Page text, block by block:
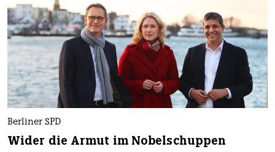
Berliner SPD
Wider die Armut im Nobelschuppen